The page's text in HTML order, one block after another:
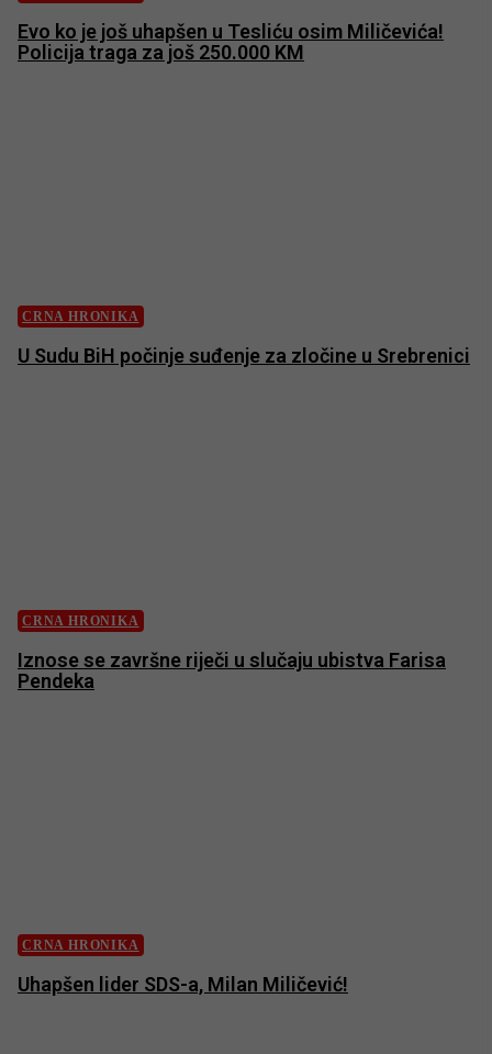
Evo ko je još uhapšen u Tesliću osim Miličevića!
Policija traga za još 250.000 KM
CRNA HRONIKA
U Sudu BiH počinje suđenje za zločine u Srebrenici
CRNA HRONIKA
Iznose se završne riječi u slučaju ubistva Farisa
Pendeka
CRNA HRONIKA
Uhapšen lider SDS-a, Milan Miličević!